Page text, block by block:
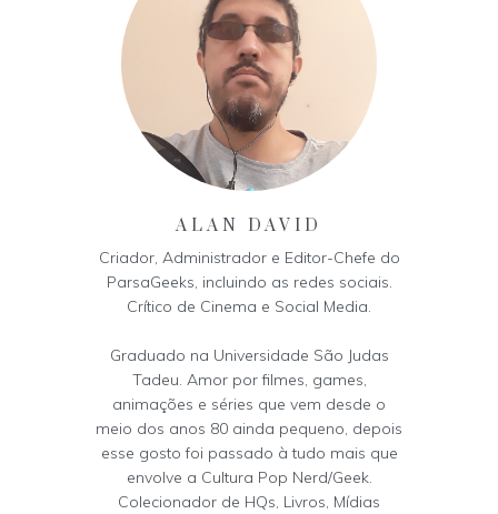
ALAN DAVID
Criador, Administrador e Editor-Chefe do
ParsaGeeks, incluindo as redes sociais.
Crítico de Cinema e Social Media.
Graduado na Universidade São Judas
Tadeu. Amor por filmes, games,
animações e séries que vem desde o
meio dos anos 80 ainda pequeno, depois
esse gosto foi passado à tudo mais que
envolve a Cultura Pop Nerd/Geek.
Colecionador de HQs, Livros, Mídias